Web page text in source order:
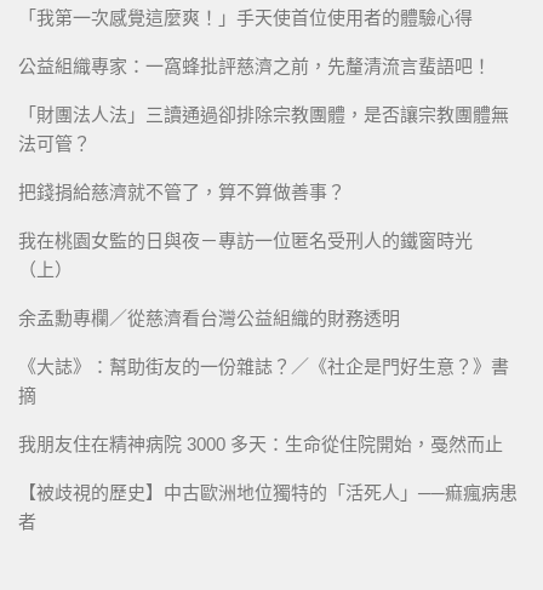
「我第一次感覺這麼爽！」手天使首位使用者的體驗心得
公益組織專家：一窩蜂批評慈濟之前，先釐清流言蜚語吧！
「財團法人法」三讀通過卻排除宗教團體，是否讓宗教團體無
法可管？
把錢捐給慈濟就不管了，算不算做善事？
我在桃園女監的日與夜－專訪一位匿名受刑人的鐵窗時光
（上）
余孟勳專欄／從慈濟看台灣公益組織的財務透明
《大誌》：幫助街友的一份雜誌？／《社企是門好生意？》書
摘
我朋友住在精神病院 3000 多天：生命從住院開始，戞然而止
【被歧視的歷史】中古歐洲地位獨特的「活死人」──痲瘋病患
者